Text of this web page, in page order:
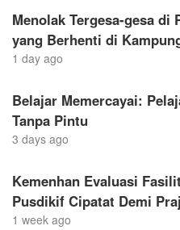
Menolak Tergesa-gesa di
yang Berhenti di
1 day ago
Belajar Memercayai:
Tanpa Pintu
3 days ago
Kemenhan Evaluasi
Pusdikif Cipatat Demi
1 week ago